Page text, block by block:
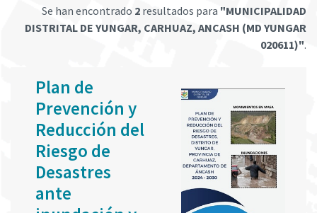
Se han encontrado 2 resultados para "MUNICIPALIDAD
DISTRITAL DE YUNGAR, CARHUAZ, ANCASH (MD YUNGAR
020611)".
Plan de
Prevención y
Reducción del
Riesgo de
Desastres
ante